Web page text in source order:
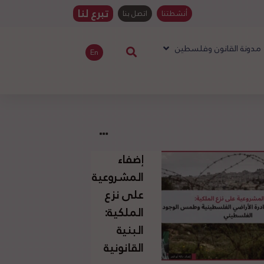
أنشطتنا اتصل بنا تبرع لنا
مدونة القانون وفلسطين En
إضفاء
المشروعية
على نزع
الملكية:
البنية
القانونية